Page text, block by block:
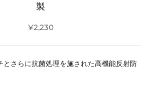
製
¥2,230
さらに抗菌処理を施された高機能反射防